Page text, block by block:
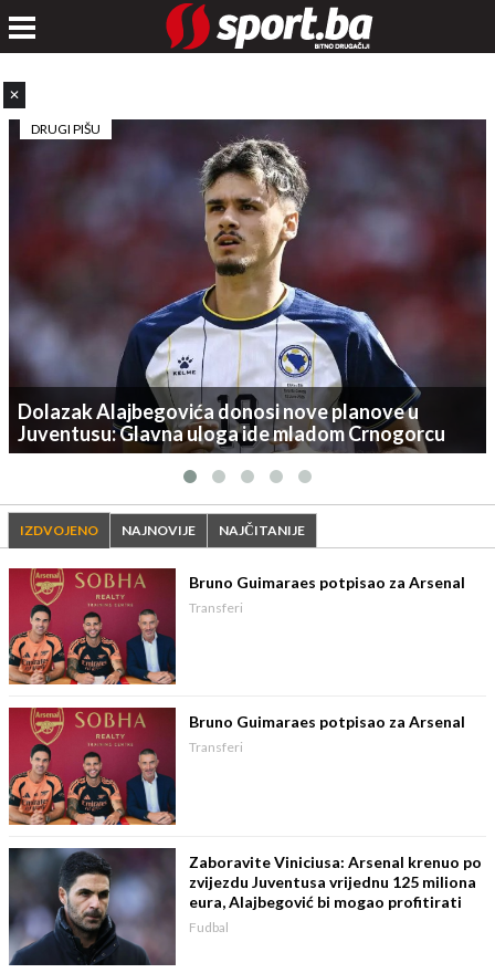
✕
DRUGI PIŠU
Dolazak Alajbegovića donosi nove planove u
Juventusu: Glavna uloga ide mladom Crnogorcu
IZDVOJENO NAJNOVIJE NAJČITANIJE
Bruno Guimaraes potpisao za Arsenal
Transferi
Bruno Guimaraes potpisao za Arsenal
Transferi
Zaboravite Viniciusa: Arsenal krenuo po
zvijezdu Juventusa vrijednu 125 miliona
eura, Alajbegović bi mogao profitirati
Fudbal